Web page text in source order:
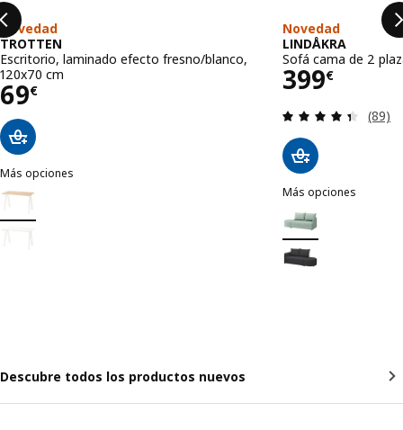
Novedad
TROTTEN
Escritorio, laminado efecto fresno/blanco,
120x70 cm
69€
Precio 69€
Más opciones
TROTTEN
Opción: TROTTEN, Escritorio, laminado efecto fresno/blanco,
Opción: TROTTEN, Escritorio, blanco, 120x70 cm
Novedad
LINDÅKRA
Sofá cama de 2
399€
Precio
(89)
Más opciones
Opción:
Opción:
Descubre todos los productos nuevos